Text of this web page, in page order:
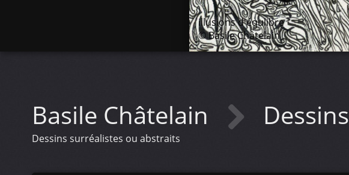
illusions d'équlibre
© Basile Châtelain
Basile Châtelain Dessins
Dessins surréalistes ou abstraits